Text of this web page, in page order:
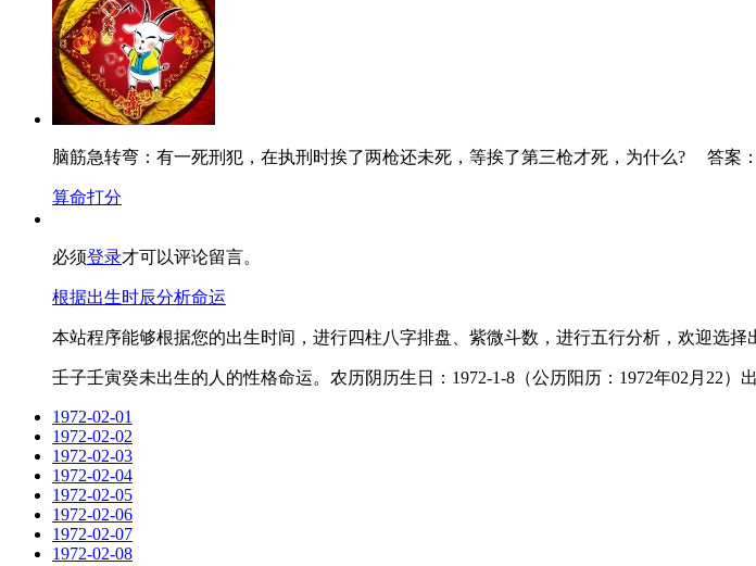
脑筋急转弯：有一死刑犯，在执刑时挨了两枪还未死，等挨了第三枪才死，为什么? 答案
算命打分
必须登录才可以评论留言。
根据出生时辰分析命运
本站程序能够根据您的出生时间，进行四柱八字排盘、紫微斗数，进行五行分析，欢迎选择
壬子壬寅癸未出生的人的性格命运。农历阴历生日：1972-1-8（公历阳历：1972年02月22）
1972-02-01
1972-02-02
1972-02-03
1972-02-04
1972-02-05
1972-02-06
1972-02-07
1972-02-08